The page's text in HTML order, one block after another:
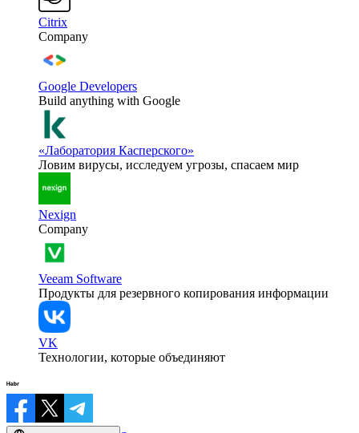
Citrix
Company
Google Developers
Build anything with Google
«Лаборатория Касперского»
Ловим вирусы, исследуем угрозы, спасаем мир
Nexign
Company
Veeam Software
Продукты для резервного копирования информации
VK
Технологии, которые объединяют